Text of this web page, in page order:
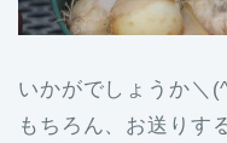
いかがでしょうか＼
もちろん、お送りす